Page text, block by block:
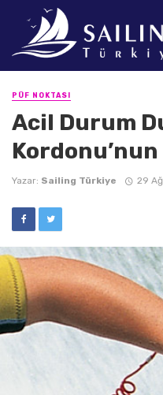
PÜF NOKTASI
Acil Durum
Yazar: Sailing Türkiye 29